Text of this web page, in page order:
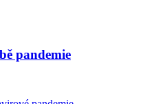
pandemie